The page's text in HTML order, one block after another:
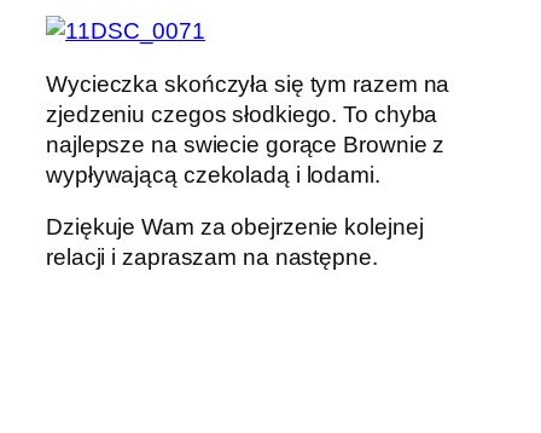
Wycieczka skończyła się tym razem na
zjedzeniu czegos słodkiego. To chyba
najlepsze na swiecie gorące Brownie z
wypływającą czekoladą i lodami.
Dziękuje Wam za obejrzenie kolejnej
relacji i zapraszam na następne.